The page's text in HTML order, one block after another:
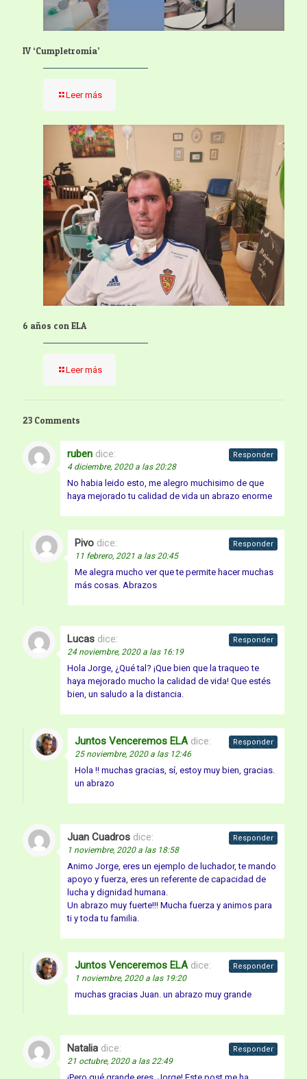
IV ‘Cumpletromía’
Leer más
6 años con ELA
Leer más
23 Comments
ruben dice:
4 diciembre, 2020 a las 20:28
No habia leido esto, me alegro muchisimo de que
haya mejorado tu calidad de vida un abrazo enorme
Responder
Pivo dice:
11 febrero, 2021 a las 20:45
Me alegra mucho ver que te permite hacer muchas
más cosas. Abrazos
Responder
Lucas dice:
24 noviembre, 2020 a las 16:19
Hola Jorge, ¿Qué tal? ¡Que bien que la traqueo te
haya mejorado mucho la calidad de vida! Que estés
bien, un saludo a la distancia.
Responder
Juntos Venceremos ELA dice:
25 noviembre, 2020 a las 12:46
Hola !! muchas gracias, sí, estoy muy bien, gracias.
un abrazo
Responder
Juan Cuadros dice:
1 noviembre, 2020 a las 18:58
Animo Jorge, eres un ejemplo de luchador, te mando
apoyo y fuerza, eres un referente de capacidad de
lucha y dignidad humana.
Un abrazo muy fuerte!!! Mucha fuerza y animos para
ti y toda tu familia.
Responder
Juntos Venceremos ELA dice:
1 noviembre, 2020 a las 19:20
muchas gracias Juan. un abrazo muy grande
Responder
Natalia dice:
21 octubre, 2020 a las 22:49
Responder